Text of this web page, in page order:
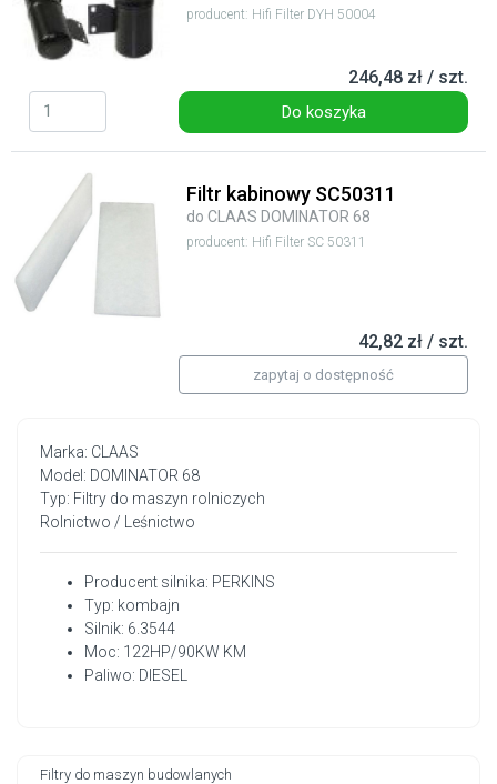
Marka: CLAAS
Model: DOMINATOR 68
Typ: Filtry do maszyn rolniczych
Rolnictwo / Leśnictwo
Producent silnika: PERKINS
Typ: kombajn
Silnik: 6.3544
Moc: 122HP/90KW KM
Paliwo: DIESEL
Filtry do maszyn budowlanych
producent: Hifi Filter DYH 50004
246,48 zł / szt.
Do koszyka
Filtr kabinowy SC50311
do CLAAS DOMINATOR 68
producent: Hifi Filter SC 50311
42,82 zł / szt.
zapytaj o dostępność